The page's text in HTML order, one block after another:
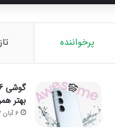
پرخواننده
بهتر
6 آبان 1403